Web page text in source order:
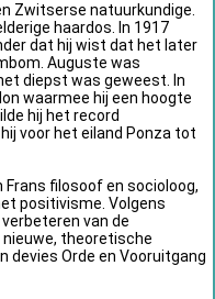
Zwitserse natuurkundige.
haardos. In 1917
dat hij wist dat het later
Auguste was
diepst was geweest. In
waarmee hij een hoogte
hij het record
voor het eiland Ponza tot
Frans filosoof en socioloog,
positivisme. Volgens
van de
theoretische
devies Orde en Vooruitgang